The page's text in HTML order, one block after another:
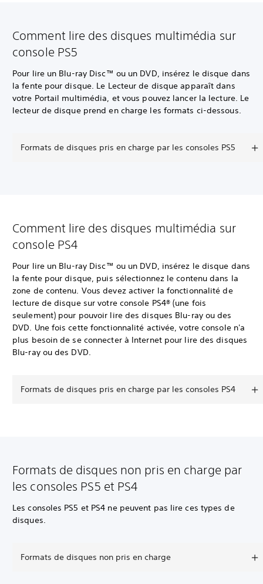
Comment lire des disques multimédia sur
console PS5
Pour lire un Blu-ray Disc™ ou un DVD, insérez le disque dans
la fente pour disque. Le Lecteur de disque apparaît dans
votre Portail multimédia, et vous pouvez lancer la lecture. Le
lecteur de disque prend en charge les formats ci-dessous.
Formats de disques pris en charge par les consoles PS5
Comment lire des disques multimédia sur
console PS4
Pour lire un Blu-ray Disc™ ou un DVD, insérez le disque dans
la fente pour disque, puis sélectionnez le contenu dans la
zone de contenu. Vous devez activer la fonctionnalité de
lecture de disque sur votre console PS4® (une fois
seulement) pour pouvoir lire des disques Blu-ray ou des
DVD. Une fois cette fonctionnalité activée, votre console n'a
plus besoin de se connecter à Internet pour lire des disques
Blu-ray ou des DVD.
Formats de disques pris en charge par les consoles PS4
Formats de disques non pris en charge par
les consoles PS5 et PS4
Les consoles PS5 et PS4 ne peuvent pas lire ces types de
disques.
Formats de disques non pris en charge